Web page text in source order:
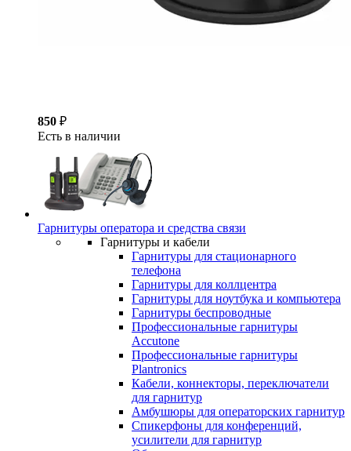
850 ₽
Есть в наличии
Гарнитуры оператора и средства связи
Гарнитуры и кабели
Гарнитуры для стационарного
телефона
Гарнитуры для коллцентра
Гарнитуры для ноутбука и компьютера
Гарнитуры беспроводные
Профессиональные гарнитуры
Accutone
Профессиональные гарнитуры
Plantronics
Кабели, коннекторы, переключатели
для гарнитур
Амбушюры для операторских гарнитур
Cпикерфоны для конференций,
усилители для гарнитур